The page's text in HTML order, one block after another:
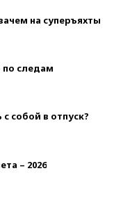
на суперъяхты
следам
собой в отпуск?
– 2026